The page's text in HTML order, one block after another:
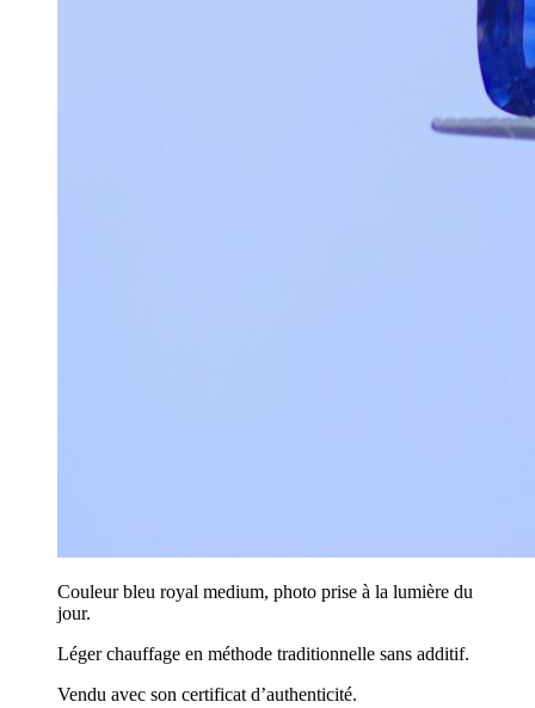
Couleur bleu royal medium, photo prise à la lumière du
jour.
Léger chauffage en méthode traditionnelle sans additif.
Vendu avec son certificat d’authenticité.